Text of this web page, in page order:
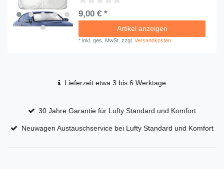
9,00 € *
Artikel anzeigen
*inkl. ges. MwSt. zzgl.Versandkosten
Lieferzeit etwa 3 bis 6 Werktage
30 Jahre Garantie für Lufty Standard und Komfort
Neuwagen Austauschservice bei Lufty Standard und Komfort